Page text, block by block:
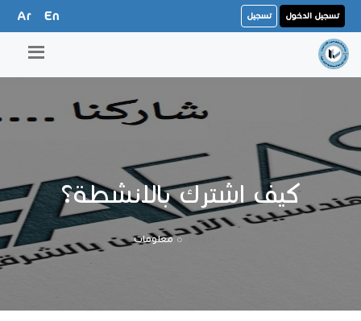
تسجيل الدخول تسجيل En
Ar
كيف اشترك بالانشطة؟
Home معلومات